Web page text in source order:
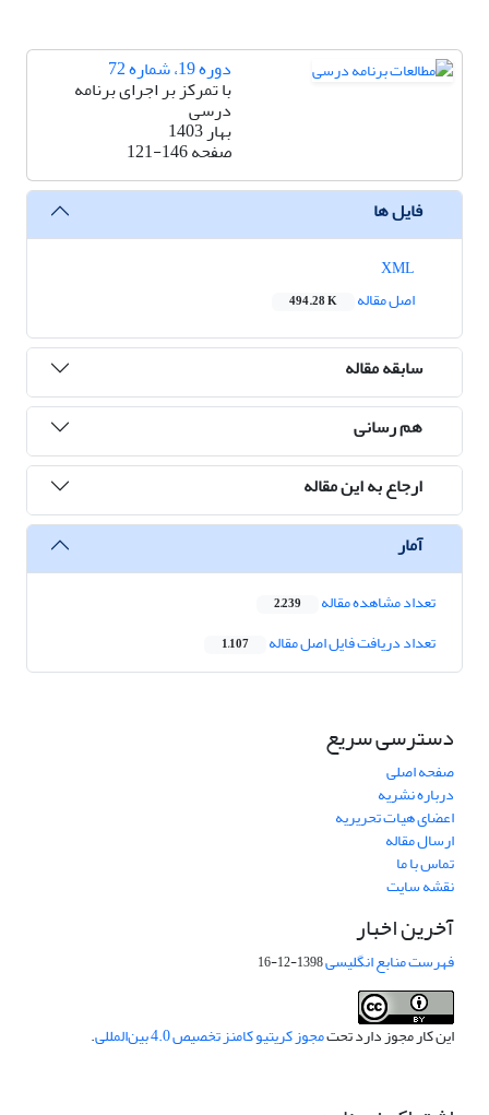
دوره 19، شماره 72
با تمرکز بر اجرای برنامه
درسی
بهار 1403
صفحه121-146
فایل ها
اصل مقاله
494.28 K
سابقه مقاله
هم رسانی
ارجاع به این مقاله
آمار
تعداد مشاهده مقاله 2,239
تعداد دریافت فایل اصل مقاله 1,107
دسترسی سریع
صفحه اصلی
درباره نشریه
اعضای هیات تحریریه
ارسال مقاله
تماس با ما
نقشه سایت
آخرین اخبار
فهرست منابع انگلیسی1398-12-16
این کار مجوز دارد تحتمجوز کریتیو کامنز تخصیص 4.0 بین‌المللی .